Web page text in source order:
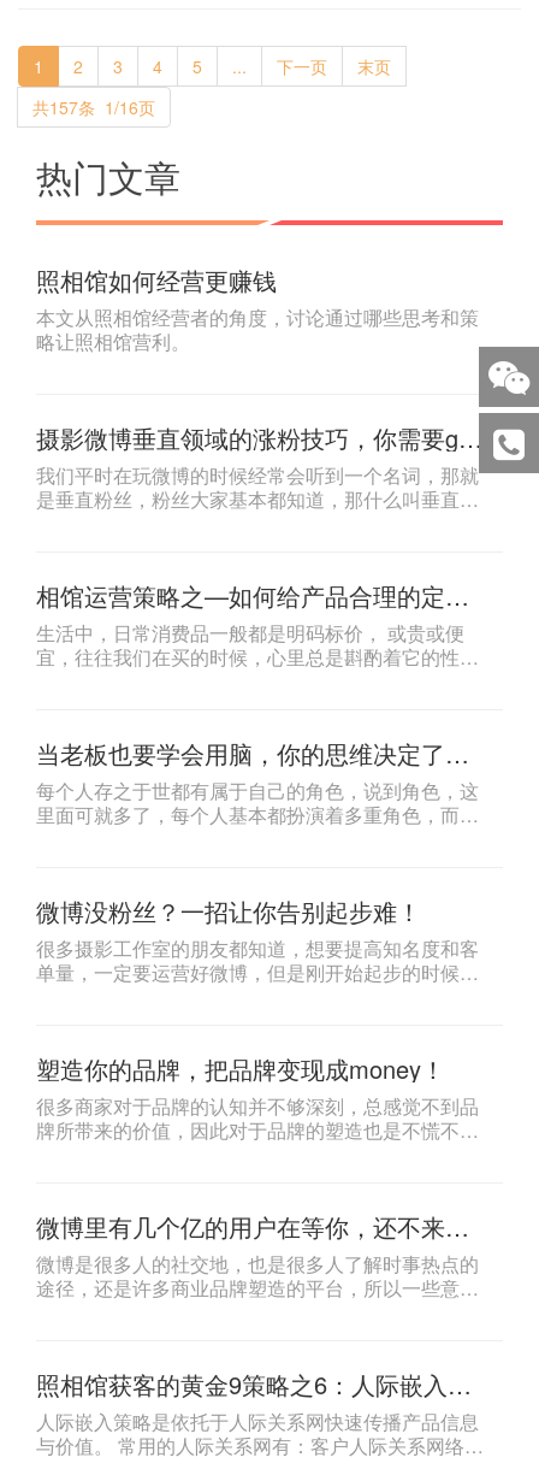
1 2 3 4 5 ... 下一页
末页
共157条 1/16页
热门文章
照相馆如何经营更赚钱
本文从照相馆经营者的角度，讨论通过哪些思考和策
略让照相馆营利。
摄影微博垂直领域的涨粉技巧，你需要get
一下！
我们平时在玩微博的时候经常会听到一个名词，那就
是垂直粉丝，粉丝大家基本都知道，那什么叫垂直粉
看到这里， 想必大家都知道垂直粉丝的重要性了，今
天就告诉大家一些垂直涨粉的技巧。
相馆运营策略之—如何给产品合理的定
价？
生活中，日常消费品一般都是明码标价， 或贵或便
宜，往往我们在买的时候，心里总是斟酌着它的性价
的产品定价来讨论讨论，看看需要考虑到哪些方面。
当老板也要学会用脑，你的思维决定了你
的高度!
每个人存之于世都有属于自己的角色，说到角色，这
里面可就多了，每个人基本都扮演着多重角色，而我
富；另一种就是自己当老板，用自己的价值为自己创
造财富。而对于自己当老板这件事呢，又有很多不同
的说法，有人说自己是混口饭吃，也有人说自己是在
做生意，还有人说自己是在创业，听着好像差不多，
分别是营生、生意、创业，我们来看看它们到底不同
在哪里。
微博没粉丝？一招让你告别起步难！
很多摄影工作室的朋友都知道，想要提高知名度和客
单量，一定要运营好微博，但是刚开始起步的时候，
告诉你微博该怎样进行投放。
塑造你的品牌，把品牌变现成money！
很多商家对于品牌的认知并不够深刻，总感觉不到品
牌所带来的价值，因此对于品牌的塑造也是不慌不忙
完成从0到100亿的神话”，它是靠什么发展的这么迅
速？一句话，就是靠着无与伦比的品牌力量！今天我
们就来聊聊，随着时代的发展，品牌该如何去塑造。
微博里有几个亿的用户在等你，还不来
吗？
微博是很多人的社交地，也是很多人了解时事热点的
途径，还是许多商业品牌塑造的平台，所以一些意识
照相馆获客的黄金9策略之6：人际嵌入策
略
人际嵌入策略是依托于人际关系网快速传播产品信息
与价值。 常用的人际关系网有：客户人际关系网络，